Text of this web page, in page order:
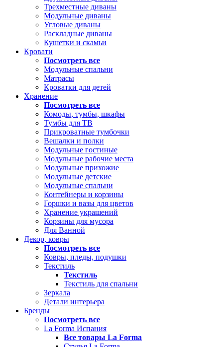
Трехместные диваны
Модульные диваны
Угловые диваны
Раскладные диваны
Кушетки и скамьи
Кровати
Посмотреть все
Модульные спальни
Матрасы
Кроватки для детей
Хранение
Посмотреть все
Комоды, тумбы, шкафы
Тумбы для ТВ
Прикроватные тумбочки
Вешалки и полки
Модульные гостиные
Модульные рабочие места
Модульные прихожие
Модульные детские
Модульные спальни
Контейнеры и корзины
Горшки и вазы для цветов
Хранение украшений
Корзины для мусора
Для Ванной
Декор, ковры
Посмотреть все
Ковры, пледы, подушки
Текстиль
Текстиль
Текстиль для спальни
Зеркала
Детали интерьера
Бренды
Посмотреть все
La Forma Испания
Все товары La Forma